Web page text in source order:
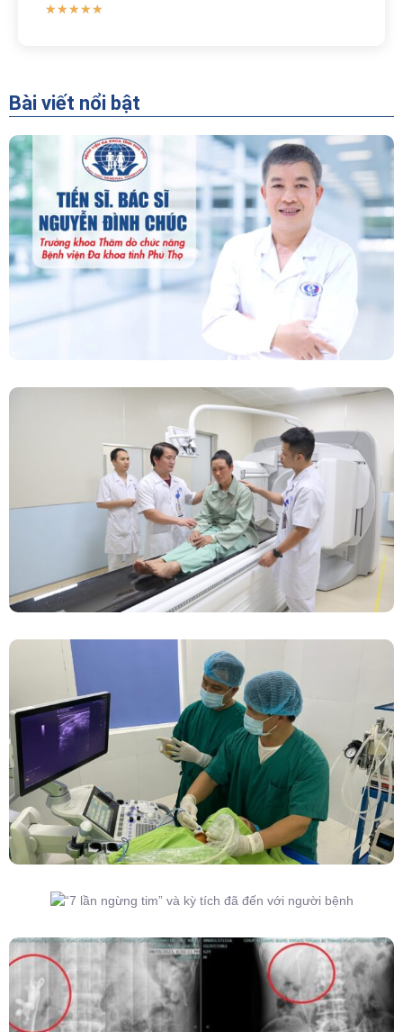
★★★★★
Bài viết nổi bật
“Người Dẫn Đường” Của Khoa Thăm Dò Chức
Năng – Bệnh Viện Đa Khoa Tỉnh Phú Thọ
Chính Thức Vận Hành Máy Xạ Hình Thế Hệ
Mới Spect/CT Trong Chẩn Đoán Và Điều Trị
Ung Thư Tại Bệnh Viện Đa Khoa Tỉnh Phú Thọ
Đốt Sóng Cao Tần Dưới Siêu Âm, Điều Trị U
Lành Tuyến Giáp Không Cần Phẫu Thuật
Người Bệnh
Kết Hợp Tán Sỏi Qua Da Và Tán Sỏi Nội Soi
Ống Mềm – Kỹ Thuật Cao Loại Bỏ Triệt Để Sỏi